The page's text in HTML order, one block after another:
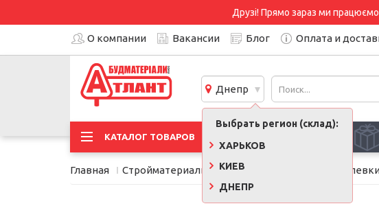
Друзі! Прямо зараз ми
О компании Вакансии Блог Оплата и
Днепр
Выбрать регион (склад):
ХАРЬКОВ
КИЕВ
ДНЕПР
КАТАЛОГ ТОВАРОВ
Главная Стройматериалы Сухие смеси, клеи